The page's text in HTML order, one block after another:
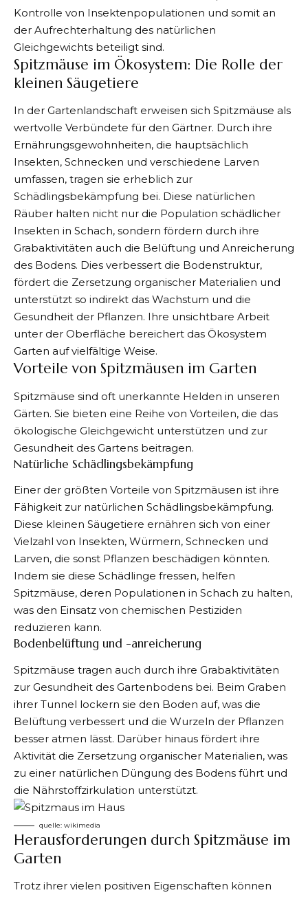
Kontrolle von Insektenpopulationen und somit an
der Aufrechterhaltung des natürlichen
Gleichgewichts beteiligt sind.
Spitzmäuse im Ökosystem: Die Rolle der
kleinen Säugetiere
In der Gartenlandschaft erweisen sich Spitzmäuse als
wertvolle Verbündete für den Gärtner. Durch ihre
Ernährungsgewohnheiten, die hauptsächlich
Insekten, Schnecken und verschiedene Larven
umfassen, tragen sie erheblich zur
Schädlingsbekämpfung bei. Diese natürlichen
Räuber halten nicht nur die Population schädlicher
Insekten in Schach, sondern fördern durch ihre
Grabaktivitäten auch die Belüftung und Anreicherung
des Bodens. Dies verbessert die Bodenstruktur,
fördert die Zersetzung organischer Materialien und
unterstützt so indirekt das Wachstum und die
Gesundheit der Pflanzen. Ihre unsichtbare Arbeit
unter der Oberfläche bereichert das Ökosystem
Garten auf vielfältige Weise.
Vorteile von Spitzmäusen im Garten
Spitzmäuse sind oft unerkannte Helden in unseren
Gärten. Sie bieten eine Reihe von Vorteilen, die das
ökologische Gleichgewicht unterstützen und zur
Gesundheit des Gartens beitragen.
Natürliche Schädlingsbekämpfung
Einer der größten Vorteile von Spitzmäusen ist ihre
Fähigkeit zur natürlichen Schädlingsbekämpfung.
Diese kleinen Säugetiere ernähren sich von einer
Vielzahl von Insekten, Würmern, Schnecken und
Larven, die sonst Pflanzen beschädigen könnten.
Indem sie diese Schädlinge fressen, helfen
Spitzmäuse, deren Populationen in Schach zu halten,
was den Einsatz von chemischen Pestiziden
reduzieren kann.
Bodenbelüftung und -anreicherung
Spitzmäuse tragen auch durch ihre Grabaktivitäten
zur Gesundheit des Gartenbodens bei. Beim Graben
ihrer Tunnel lockern sie den Boden auf, was die
Belüftung verbessert und die Wurzeln der Pflanzen
besser atmen lässt. Darüber hinaus fördert ihre
Aktivität die Zersetzung organischer Materialien, was
zu einer natürlichen Düngung des Bodens führt und
die Nährstoffzirkulation unterstützt.
quelle: wikimedia
Herausforderungen durch Spitzmäuse im
Garten
Trotz ihrer vielen positiven Eigenschaften können